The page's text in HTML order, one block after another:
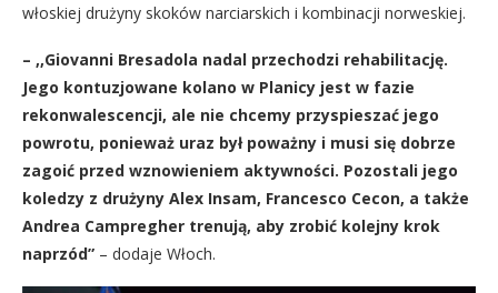
włoskiej drużyny skoków narciarskich i kombinacji norweskiej.
– ,,Giovanni Bresadola nadal przechodzi rehabilitację.
Jego kontuzjowane kolano w Planicy jest w fazie
rekonwalescencji, ale nie chcemy przyspieszać jego
powrotu, ponieważ uraz był poważny i musi się dobrze
zagoić przed wznowieniem aktywności. Pozostali jego
koledzy z drużyny Alex Insam, Francesco Cecon, a także
Andrea Campregher trenują, aby zrobić kolejny krok
naprzód” – dodaje Włoch.